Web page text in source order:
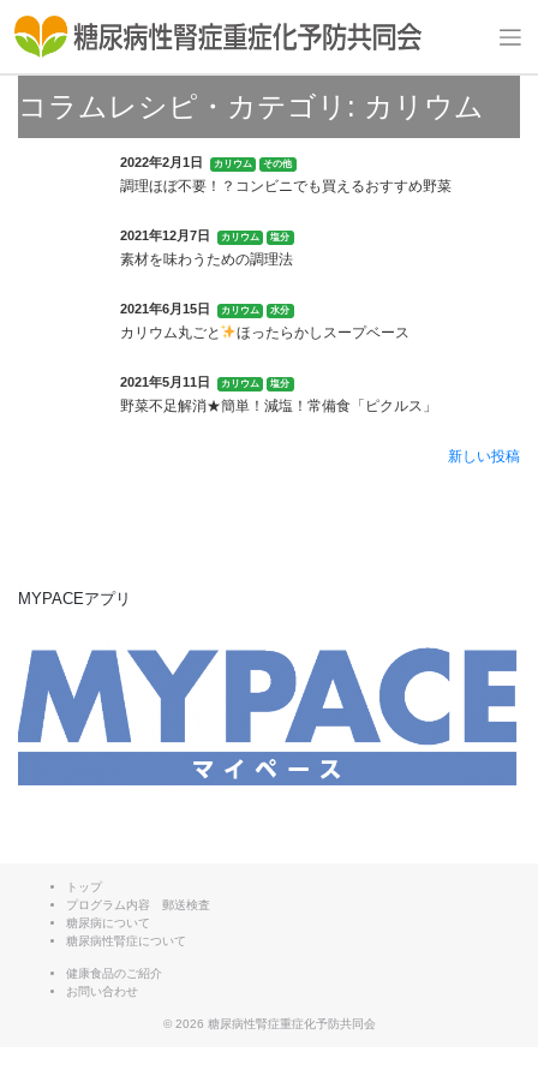
content
コラムレシピ・カテゴリ: カリウム
2022年2月1日 カリウム その他
調理ほぼ不要！？コンビニでも買えるおすすめ野菜
2021年12月7日 カリウム 塩分
素材を味わうための調理法
2021年6月15日 カリウム 水分
カリウム丸ごと ほったらかしスープベース
2021年5月11日 カリウム 塩分
野菜不足解消★簡単！減塩！常備食「ピクルス」
ビ
ー
シ
ョ
ン
新しい投稿
MYPACEアプリ
トップ
プログラム内容 郵送検査
糖尿病について
糖尿病性腎症について
健康食品のご紹介
お問い合わせ
© 2026 糖尿病性腎症重症化予防共同会